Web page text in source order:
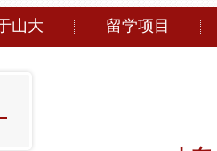
山大 留学项目